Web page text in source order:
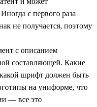
с первого раза
не получается, поэтому
с описанием
составляющей. Какие
какой шрифт должен быть
на униформе, что
— все это